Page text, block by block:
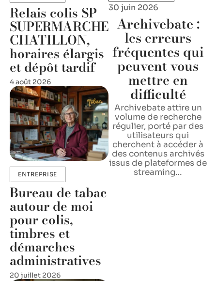
Relais colis SP
SUPERMARCHE
CHATILLON,
horaires élargis
et dépôt tardif
4 août 2026
ENTREPRISE
Bureau de tabac
autour de moi
pour colis,
timbres et
démarches
administratives
20 juillet 2026
30 juin 2026
Archivebate :
les erreurs
fréquentes qui
peuvent vous
mettre en
difficulté
Archivebate attire un
volume de recherche
régulier, porté par des
utilisateurs qui
cherchent à accéder à
des contenus archivés
issus de plateformes de
streaming…